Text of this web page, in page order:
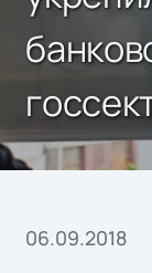
06.09.2018